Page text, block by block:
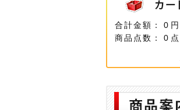
合計金額：
0 円
商品点数：
0 点